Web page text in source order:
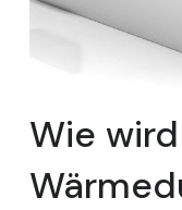
Wie